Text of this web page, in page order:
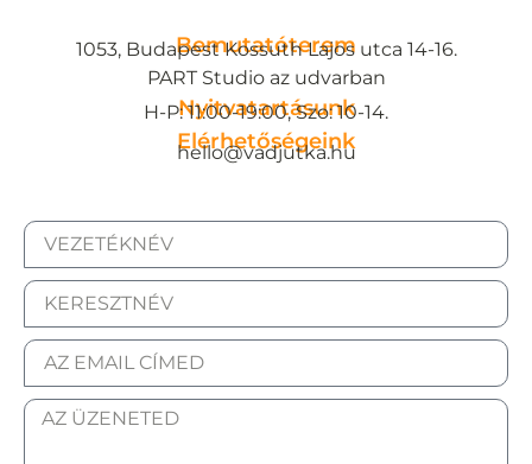
Bemutatóterem
1053, Budapest Kossuth Lajos utca 14-16.
PART Studio az udvarban
Nyitvatartásunk
H-P: 11:00-19:00, Szo: 10-14.
Elérhetőségeink
hello@vadjutka.hu